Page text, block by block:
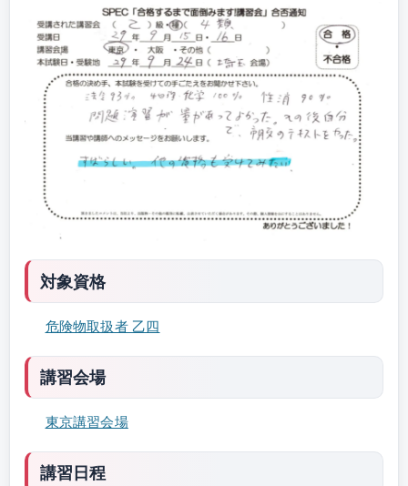
対象資格
危険物取扱者 乙四
講習会場
東京講習会場
講習日程